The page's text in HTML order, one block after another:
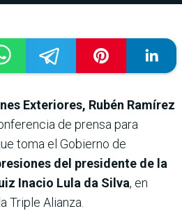
Exteriores, Rubén Ramírez
de prensa para
toma el Gobierno de
del presidente de la
Inacio Lula da Silva, en
Triple Alianza.